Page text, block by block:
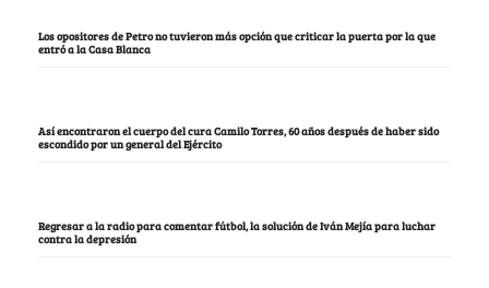
Los opositores de Petro no tuvieron más opción que criticar la puerta por la que
entró a la Casa Blanca
Así encontraron el cuerpo del cura Camilo Torres, 60 años después de haber sido
escondido por un general del Ejército
Regresar a la radio para comentar fútbol, la solución de Iván Mejía para luchar
contra la depresión